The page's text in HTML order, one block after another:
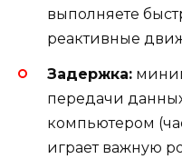
выполняете
реактивные
Задержка:
передачи
компьютером
играет важную